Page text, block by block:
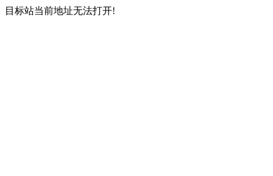
目标站当前地址无法打开!